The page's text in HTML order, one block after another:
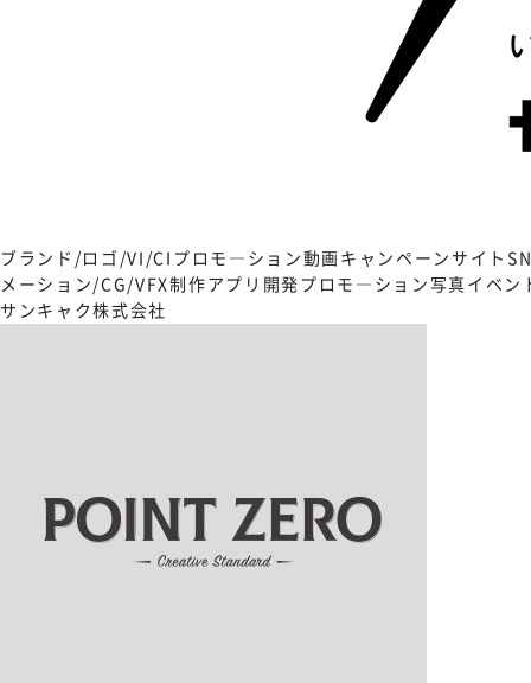
ブランド/ロゴ/VI/CI プロモ―ション動画 キャンペーンサイト
メーション/CG/VFX制作 アプリ開発 プロモ―ション写真 イベン
サンキャク株式会社